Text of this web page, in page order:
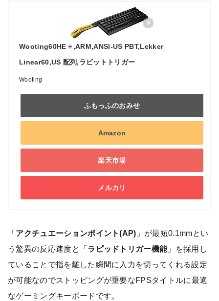
Wooting60HE＋,ARM,ANSI-US PBT,Lekker
Linear60,US 配列,ラビットトリガー
Wooting
ふもっふのおみせ
Amazon
楽天市場
メルカリ
「 アクチュエーションポイント(AP) 」が最短0.1mmとい
う驚異の反応速度と「 ラピッドトリガー機能」を採用し
ていることで指を離した瞬間に入力を切ってくれる設定
が可能なのでストッピングが重要なFPSタイトルに最適
なゲーミングキーボードです。